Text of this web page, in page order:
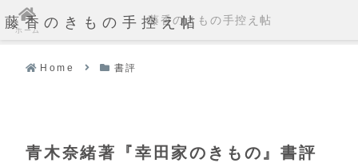
藤香のきもの手控え帖
Home 書評
青木奈緒著『幸田家のきもの』書評
ホーム
藤香のきもの手控え帖